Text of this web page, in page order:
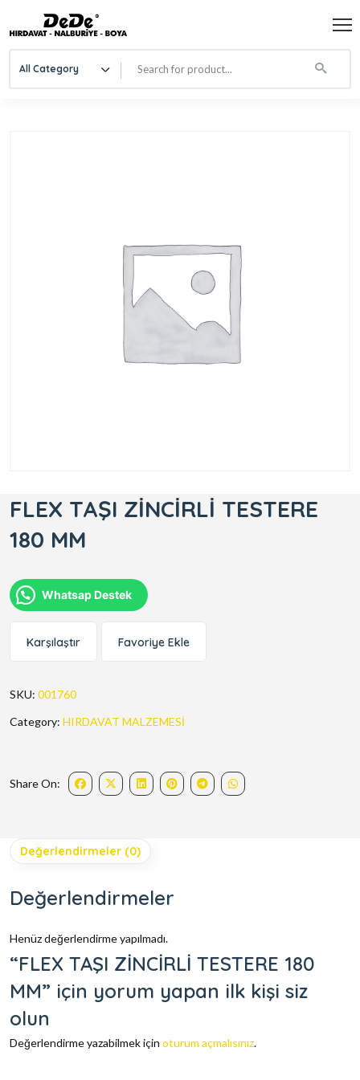
All Category
FLEX TAŞI ZİNCİRLİ TESTERE
180 MM
Whatsap Destek
Karşılaştır Favoriye Ekle
SKU: 001760
Category: HIRDAVAT MALZEMESİ
Share On:
Değerlendirmeler (0)
Değerlendirmeler
Henüz değerlendirme yapılmadı.
“FLEX TAŞI ZİNCİRLİ TESTERE 180
MM” için yorum yapan ilk kişi siz
olun
Değerlendirme yazabilmek için oturum açmalısınız.